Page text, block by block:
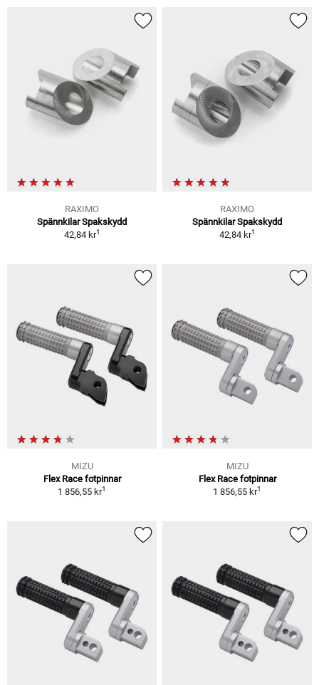
RAXIMO
Spännkilar Spakskydd
42,84 kr1
RAXIMO
Spännkilar Spakskydd
42,84 kr1
MIZU
Flex Race fotpinnar
1 856,55 kr1
MIZU
Flex Race fotpinnar
1 856,55 kr1